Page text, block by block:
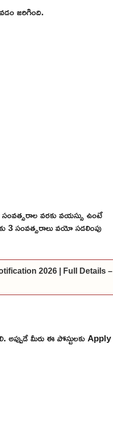
జరిగింది.
వరకు వయస్సు ఉంటే
3 సంవత్సరాలు వయో సడలింపు
2026 | Full Details –
మీరు ఈ పోస్టులకు Apply